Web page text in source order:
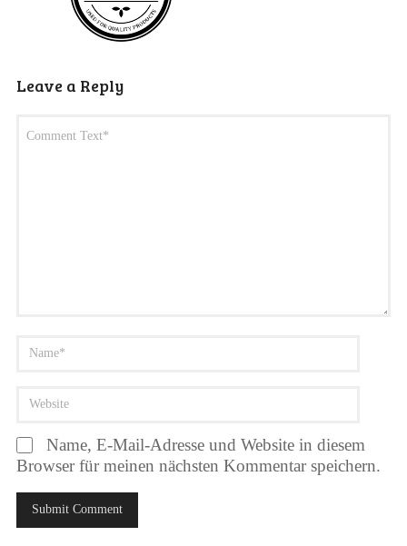
Leave a Reply
Name, E-Mail-Adresse und Website in diesem
Browser für meinen nächsten Kommentar speichern.